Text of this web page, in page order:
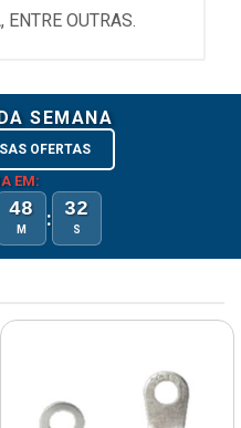
ENTRE OUTRAS.
SEMANA
OFERTAS
EM:
48
M : 32
S